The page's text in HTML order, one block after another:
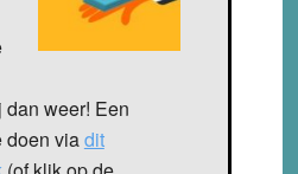
weer! Een
doen viadit